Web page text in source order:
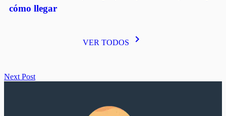
cómo llegar
VER TODOS keyboard_arrow_right
Next Post